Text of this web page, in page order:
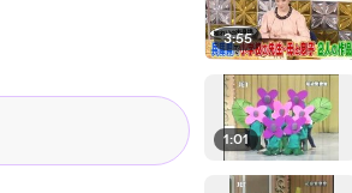
3:55
1:01